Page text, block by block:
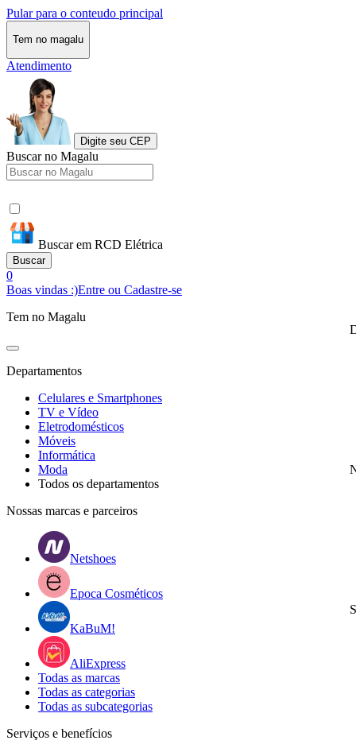
Pular para o conteudo principal
Tem no magalu
Atendimento
Digite seu CEP
Buscar no Magalu
Buscar em RCD Elétrica
Buscar
0
Boas vindas :)Entre ou Cadastre-se
Tem no Magalu
Departamentos
Celulares e Smartphones
TV e Vídeo
Eletrodomésticos
Móveis
Informática
Moda
Todos os departamentos
Nossas marcas e parceiros
Netshoes
Epoca Cosméticos
KaBuM!
AliExpress
Todas as marcas
Todas as categorias
Todas as subcategorias
Serviços e benefícios